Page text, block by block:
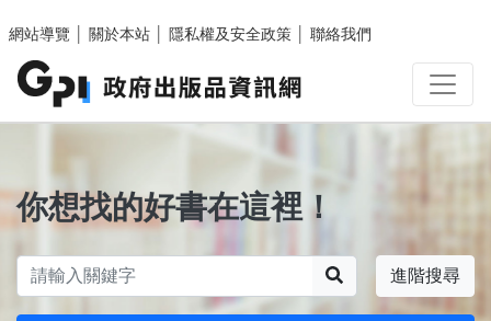
網站導覽
關於本站 隱私權及安全政策 聯絡我們
你想找的好書在這裡！
進階搜尋